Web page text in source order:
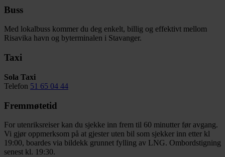
Buss
Med lokalbuss kommer du deg enkelt, billig og effektivt mellom
Risavika havn og byterminalen i Stavanger.
Taxi
Sola Taxi
Telefon 51 65 04 44
Fremmøtetid
For utenriksreiser kan du sjekke inn frem til 60 minutter før avgang.
Vi gjør oppmerksom på at gjester uten bil som sjekker inn etter kl
19:00, boardes via bildekk grunnet fylling av LNG. Ombordstigning
senest kl. 19:30.